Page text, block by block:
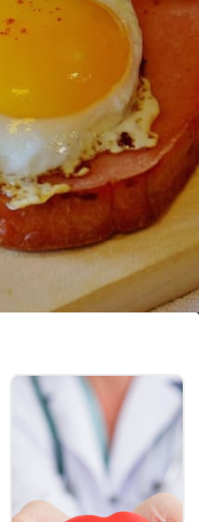
കോളിൻ
ധാരാളമായി
മുട്ട കരളിനെ